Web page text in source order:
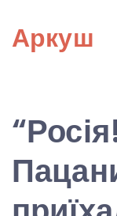
content
Аркуш